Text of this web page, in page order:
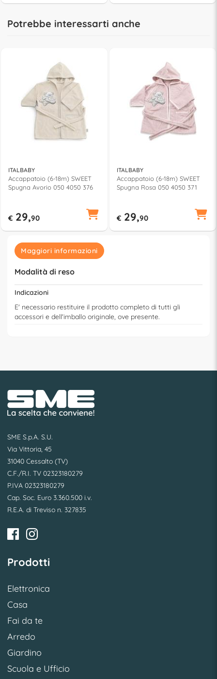
Potrebbe interessarti anche
ITALBABY
Accappatoio (6-18m) SWEET
Spugna Avorio 050 4050 376
€ 29,90
ITALBABY
Accappatoio (6-18m) SWEET
Spugna Rosa 050 4050 371
€ 29,90
Maggiori informazioni
Modalità di reso
Indicazioni
E' necessario restituire il prodotto completo di tutti gli
accessori e dell'imballo originale, ove presente.
SME S.p.A. S.U.
Via Vittoria, 45
31040 Cessalto (TV)
C.F./R.I. TV 02323180279
P.IVA 02323180279
Cap. Soc. Euro 3.360.500 i.v.
R.E.A. di Treviso n. 327835
Prodotti
Elettronica
Casa
Fai da te
Arredo
Giardino
Scuola e Ufficio